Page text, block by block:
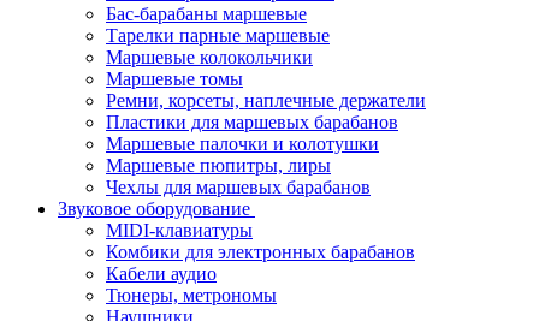
Бас-барабаны маршевые
Тарелки парные маршевые
Маршевые колокольчики
Маршевые томы
Ремни, корсеты, наплечные держатели
Пластики для маршевых барабанов
Маршевые палочки и колотушки
Маршевые пюпитры, лиры
Чехлы для маршевых барабанов
Звуковое оборудование
MIDI-клавиатуры
Комбики для электронных барабанов
Кабели аудио
Тюнеры, метрономы
Наушники